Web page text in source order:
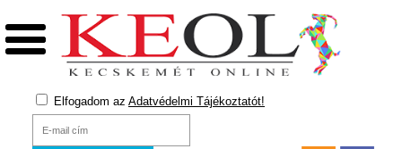
Elfogadom az Adatvédelmi Tájékoztatót!